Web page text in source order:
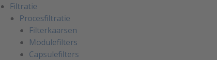
Filtratie
Procesfiltratie
Filterkaarsen
Modulefilters
Capsulefilters